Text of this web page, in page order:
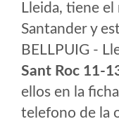
Lleida, tiene
Santander y
BELLPUIG -
Sant Roc 11-
ellos en la
telefono de la